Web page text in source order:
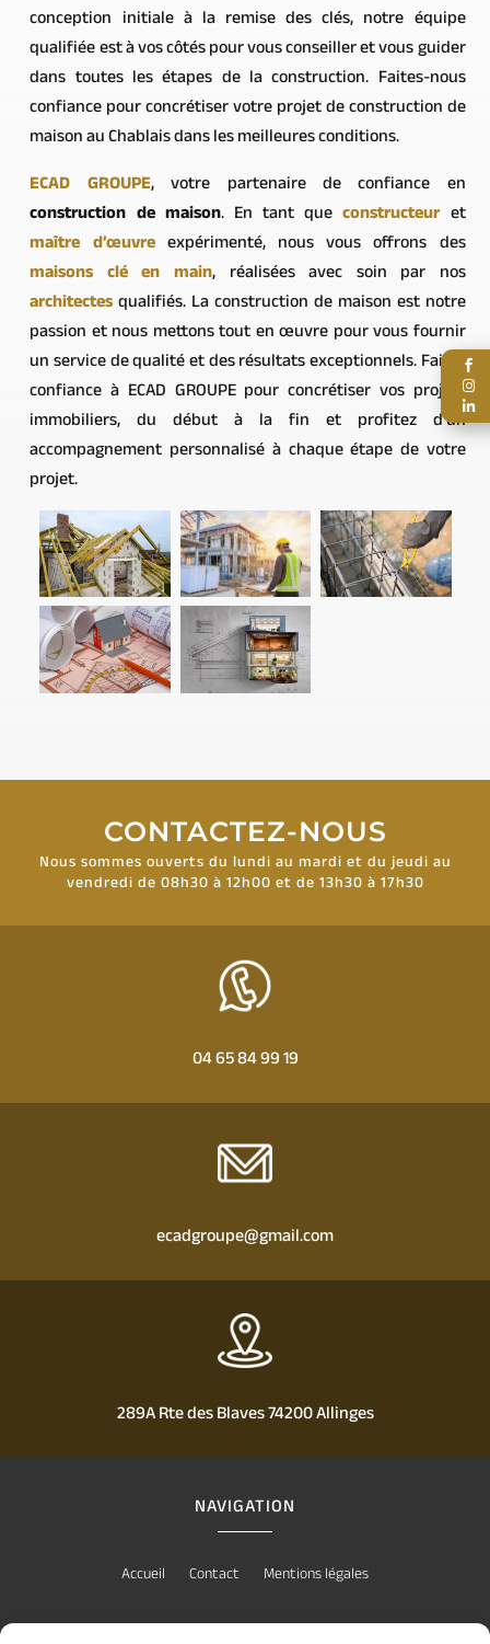
conception initiale à la remise des clés, notre équipe
qualifiée est à vos côtés pour vous conseiller et vous guider
dans toutes les étapes de la construction. Faites-nous
confiance pour concrétiser votre projet de construction de
maison au Chablais dans les meilleures conditions.
ECAD GROUPE, votre partenaire de confiance en
construction de maison. En tant queconstructeuret
maître d’œuvreexpérimenté, nous vous offrons des
maisons clé en main, réalisées avec soin par nos
architectes qualifiés. La construction de maison est notre
passion et nous mettons tout en œuvre pour vous fournir
un service de qualité et des résultats exceptionnels. Faites
confiance à ECAD GROUPE pour concrétiser vos projets
immobiliers, du début à la fin et profitez d’un
accompagnement personnalisé à chaque étape de votre
projet.
CONTACTEZ-NOUS
Nous sommes ouverts du lundi au mardi et du jeudi au
vendredi de 08h30 à 12h00 et de 13h30 à 17h30
04 65 84 99 19
ecadgroupe@gmail.com
289A Rte des Blaves 74200 Allinges
NAVIGATION
Accueil Contact Mentions légales


